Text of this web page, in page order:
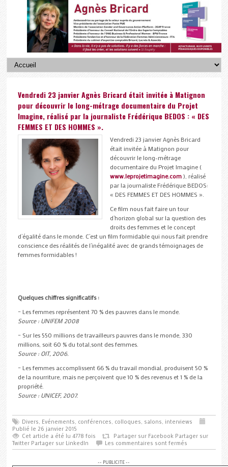
Vendredi 23 janvier Agnès Bricard était invitée à Matignon
pour découvrir le long-métrage documentaire du Projet
Imagine, réalisé par la journaliste Frédérique BEDOS : « DES
FEMMES ET DES HOMMES ».
Vendredi 23 janvier Agnès Bricard
était invitée à Matignon pour
découvrir le long-métrage
documentaire du Projet Imagine (
www.leprojetimagine.com), réalisé
par la journaliste Frédérique BEDOS:
« DES FEMMES ET DES HOMMES ».
Ce film nous fait faire un tour
d’horizon global sur la question des
droits des femmes et le concept
d’égalité dans le monde. C’est un film formidable qui nous fait prendre
conscience des réalités de l’inégalité avec de grands témoignages de
femmes formidables !
Quelques chiffres significatifs :
– Les femmes représentent 70 % des pauvres dans le monde.
Source : UNIFEM 2008
– Sur les 550 millions de travailleurs pauvres dans le monde, 330
millions, soit 60 % du total,sont des femmes.
Source : OIT, 2006.
– Les femmes accomplissent 66 % du travail mondial, produisent 50 %
de la nourriture, mais ne perçoivent que 10 % des revenus et 1 % de la
propriété.
Source : UNICEF, 2007.
Divers, Evénements, conférences, colloques, salons, interviews
Publié le 26 janvier 2015
Cet article a été lu 4778 fois
Partager sur Facebook Partager sur
Twitter Partager sur LinkedIn Les commentaires sont fermés
-- PUBLICITE --